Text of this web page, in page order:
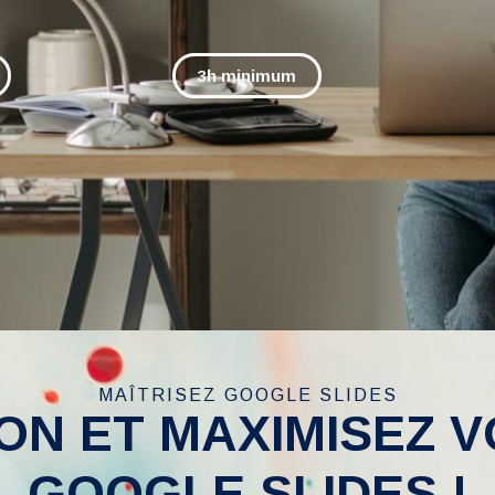
3h minimum
MAÎTRISEZ GOOGLE SLIDES
ET MAXIMISEZ